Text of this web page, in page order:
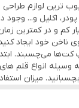
ترین لوازم
اکلیل و... وجود
کم و در کمترین
خود ایجاد
می‌چسبند.
انواع قلم های
میزان